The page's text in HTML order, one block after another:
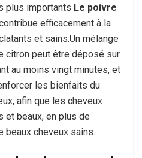
plus importants Le poivre
efficacement à la
et sains.Un mélange
citron peut être déposé sur
au moins vingt minutes, et
les bienfaits du
afin que les cheveux
et beaux, en plus de
beaux cheveux sains.